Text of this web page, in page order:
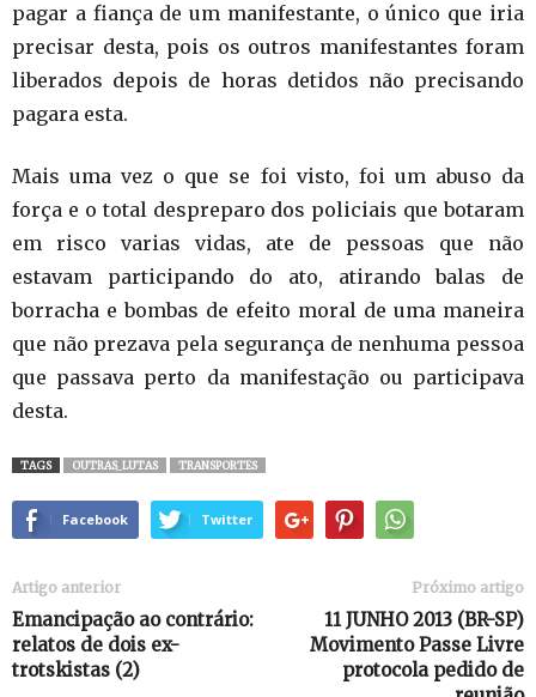
pagar a fiança de um manifestante, o único que iria
precisar desta, pois os outros manifestantes foram
liberados depois de horas detidos não precisando
pagara esta.
Mais uma vez o que se foi visto, foi um abuso da
força e o total despreparo dos policiais que botaram
em risco varias vidas, ate de pessoas que não
estavam participando do ato, atirando balas de
borracha e bombas de efeito moral de uma maneira
que não prezava pela segurança de nenhuma pessoa
que passava perto da manifestação ou participava
desta.
TAGS OUTRAS_LUTAS TRANSPORTES
Facebook Twitter
Artigo anterior
Emancipação ao contrário:
relatos de dois ex-
trotskistas (2)
Próximo artigo
11 JUNHO 2013 (BR-SP)
Movimento Passe Livre
protocola pedido de